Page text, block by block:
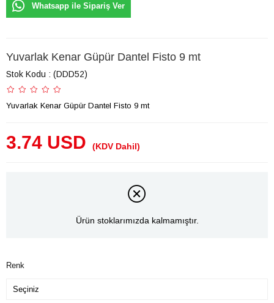
Whatsapp ile Sipariş Ver
Yuvarlak Kenar Güpür Dantel Fisto 9 mt
Stok Kodu (DDD52)
Yuvarlak Kenar Güpür Dantel Fisto 9 mt
3.74 USD (KDV Dahil)
Ürün stoklarımızda kalmamıştır.
Renk